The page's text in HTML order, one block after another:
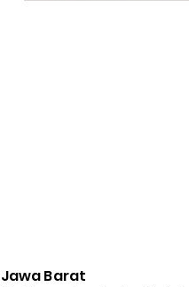
Jawa Barat